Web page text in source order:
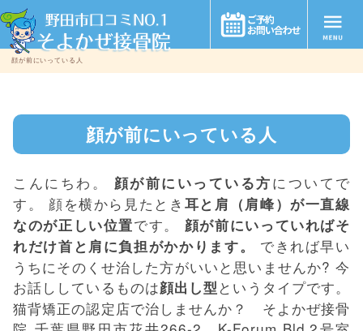
顔が前にいっている人
顔が前にいっている人
こんにちわ。 顔が前にいっている方についてで
す。 顔を横から見たとき 耳と肩（肩峰）が一直線
なのが正しい位置です。 顔が前にいっていればそ
れだけ首と肩に負担がかかります。
できれば早い
うちにそのくせ治した方がいいと思いませんか? 今
お話ししているものは顔出し型 というタイプです。
猫背矯正の認定店で治しませんか？ そよかぜ接骨